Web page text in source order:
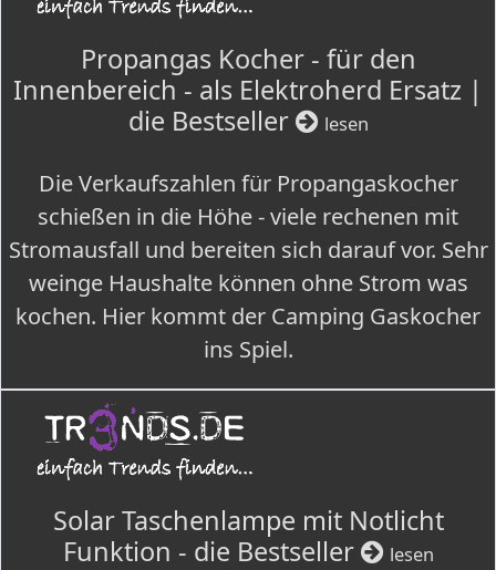
Propangas Kocher - für den
Innenbereich - als Elektroherd Ersatz |
die Bestseller
lesen
Die Verkaufszahlen für Propangaskocher
schießen in die Höhe - viele rechenen mit
Stromausfall und bereiten sich darauf vor. Sehr
weinge Haushalte können ohne Strom was
kochen. Hier kommt der Camping Gaskocher
ins Spiel.
Solar Taschenlampe mit Notlicht
Funktion - die Bestseller
lesen